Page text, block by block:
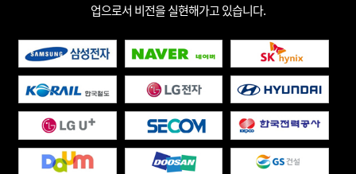
업으로서 비전을 실현해가고 있습니다.